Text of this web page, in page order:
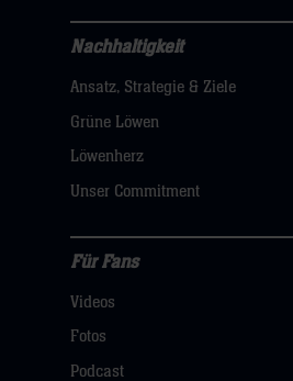
hier
Nachhaltigkeit
Navigation
öffnen,
dann
hier
Nachhaltigkeit
Ansatz, Strategie & Ziele
Grüne Löwen
Löwenherz
Unser Commitment
Fans
Navigation
öffnen,
Für Fans
Videos
Fotos
Podcast